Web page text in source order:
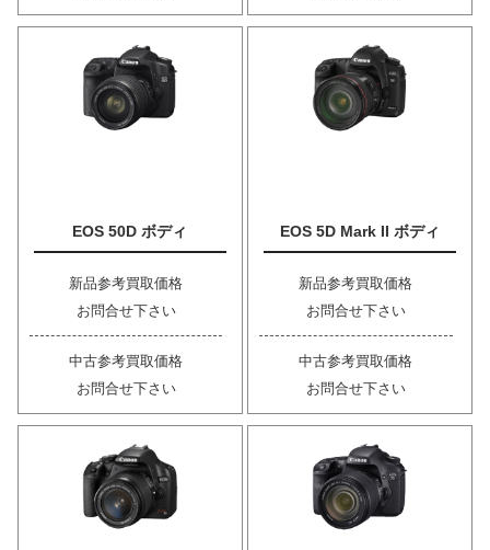
EOS 50D ボディ
新品参考買取価格
お問合せ下さい
中古参考買取価格
お問合せ下さい
EOS 5D Mark II ボディ
新品参考買取価格
お問合せ下さい
中古参考買取価格
お問合せ下さい